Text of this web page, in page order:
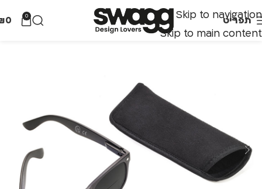
Skip to navigation
Skip to main content
תפריט 0
0